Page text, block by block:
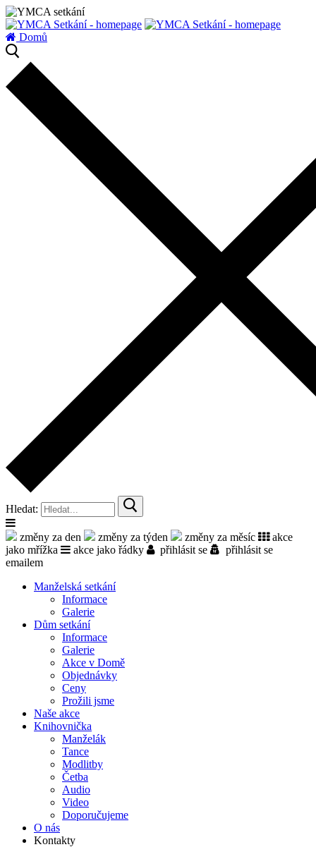
Domů
Hledat:
změny za den změny za týden změny za měsíc
akce
jako mřížka
akce jako řádky přihlásit se
přihlásit se
emailem
Manželská setkání
Informace
Galerie
Dům setkání
Informace
Galerie
Akce v Domě
Objed­návky
Ceny
Prožili jsme
Naše akce
Knihov­nička
Manželák
Tance
Modlitby
Četba
Audio
Video
Doporu­čujeme
O nás
Kontakty
zatížení serveru